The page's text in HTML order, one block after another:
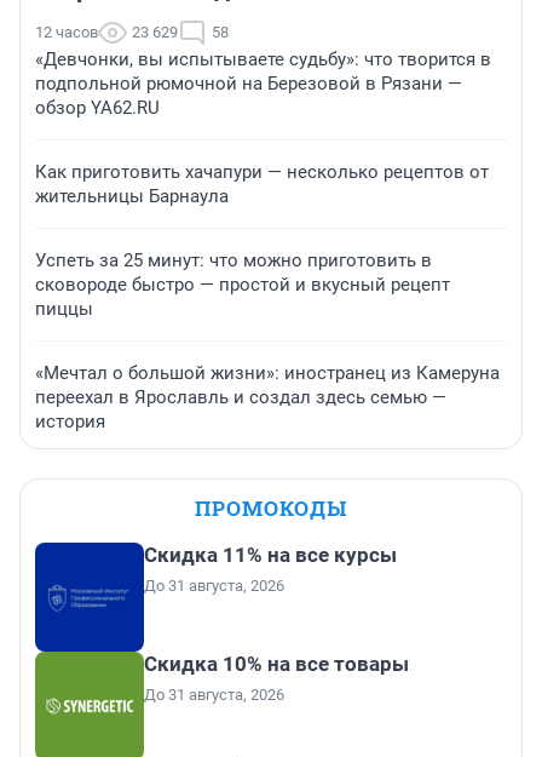
12 часов 23 629 58
«Девчонки, вы испытываете судьбу»: что творится в
подпольной рюмочной на Березовой в Рязани —
обзор YA62.RU
Как приготовить хачапури — несколько рецептов от
жительницы Барнаула
Успеть за 25 минут: что можно приготовить в
сковороде быстро — простой и вкусный рецепт
пиццы
«Мечтал о большой жизни»: иностранец из Камеруна
переехал в Ярославль и создал здесь семью —
история
ПРОМОКОДЫ
Скидка 11% на все курсы
До 31 августа, 2026
Скидка 10% на все товары
До 31 августа, 2026